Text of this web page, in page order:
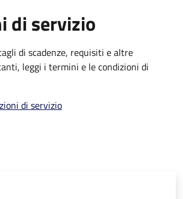
di servizio
di scadenze, requisiti e altre
leggi i termini e le condizioni di
di servizio